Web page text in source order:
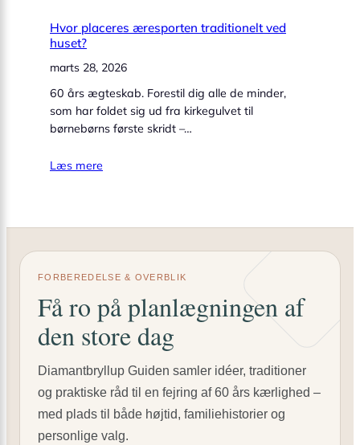
Hvor placeres æresporten traditionelt ved
huset?
marts 28, 2026
60 års ægteskab. Forestil dig alle de minder,
som har foldet sig ud fra kirkegulvet til
børnebørns første skridt –…
Læs mere
FORBEREDELSE & OVERBLIK
Få ro på planlægningen af
den store dag
Diamantbryllup Guiden samler idéer, traditioner
og praktiske råd til en fejring af 60 års kærlighed –
med plads til både højtid, familiehistorier og
personlige valg.